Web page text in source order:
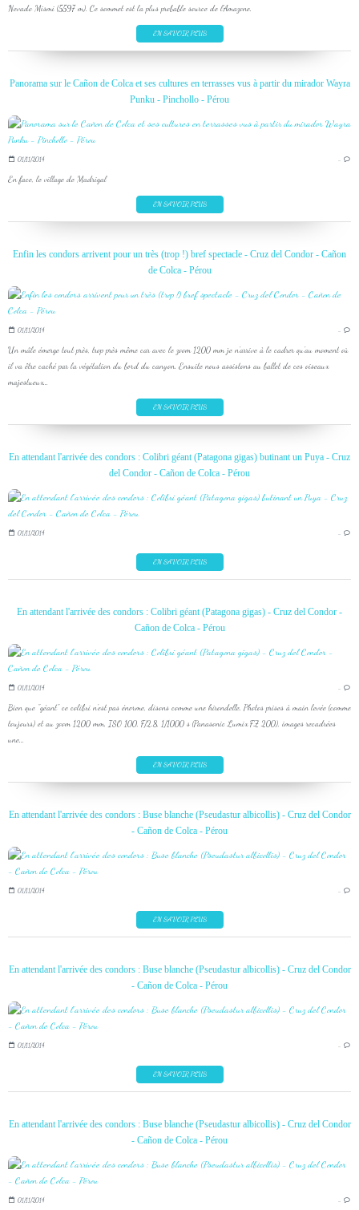
Nevado Mismi (5597 m). Ce sommet est la plus probable source de l'Amazone.
EN SAVOIR PLUS
Panorama sur le Cañon de Colca et ses cultures en terrasses vus à partir du mirador Wayra
Punku - Pinchollo - Pérou
01/11/2014 …
En face, le village de Madrigal
EN SAVOIR PLUS
Enfin les condors arrivent pour un très (trop !) bref spectacle - Cruz del Condor - Cañon
de Colca - Pérou
01/11/2014 …
Un mâle émerge tout près, trop près même car avec le zoom 1200 mm je n'arrive à le cadrer qu'au moment où
il va être caché par la végétation du bord du canyon. Ensuite nous assistons au ballet de ces oiseaux
majestueux...
EN SAVOIR PLUS
En attendant l'arrivée des condors : Colibri géant (Patagona gigas) butinant un Puya - Cruz
del Condor - Cañon de Colca - Pérou
01/11/2014 …
EN SAVOIR PLUS
En attendant l'arrivée des condors : Colibri géant (Patagona gigas) - Cruz del Condor -
Cañon de Colca - Pérou
01/11/2014 …
Bien que "géant" ce colibri n'est pas énorme, disons comme une hirondelle. Photos prises à main levée (comme
toujours) et au zoom 1200 mm, ISO 100, F/2.8, 1/1000 s (Panasonic Lumix FZ 200), images recadrées
une...
EN SAVOIR PLUS
En attendant l'arrivée des condors : Buse blanche (Pseudastur albicollis) - Cruz del Condor
- Cañon de Colca - Pérou
01/11/2014 …
EN SAVOIR PLUS
En attendant l'arrivée des condors : Buse blanche (Pseudastur albicollis) - Cruz del Condor
- Cañon de Colca - Pérou
01/11/2014 …
EN SAVOIR PLUS
En attendant l'arrivée des condors : Buse blanche (Pseudastur albicollis) - Cruz del Condor
- Cañon de Colca - Pérou
01/11/2014 …